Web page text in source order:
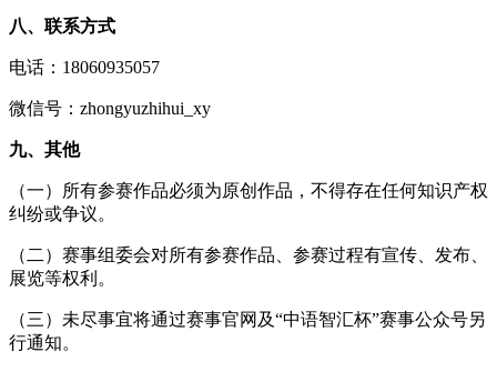
八、联系方式
电话：18060935057
微信号：zhongyuzhihui_xy
九、其他
（一）所有参赛作品必须为原创作品，不得存在任何知识产权
纠纷或争议。
（二）赛事组委会对所有参赛作品、参赛过程有宣传、发布、
展览等权利。
（三）未尽事宜将通过赛事官网及“中语智汇杯”赛事公众号另
行通知。